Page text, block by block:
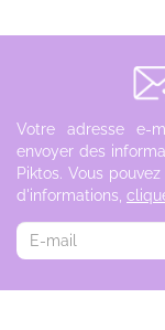
Votre adresse e-
envoyer des
Piktos. Vous
d'informations,